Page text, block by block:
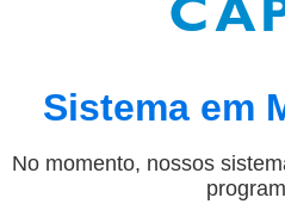
Sistema em
No momento, nossos